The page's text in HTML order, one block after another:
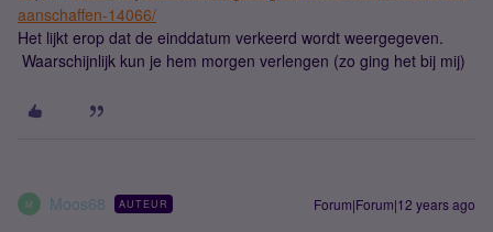
aanschaffen-14066/
Het lijkt erop dat de einddatum verkeerd wordt weergegeven.
Waarschijnlijk kun je hem morgen verlengen (zo ging het bij mij)
M Moos68 AUTEUR Forum|Forum|12 years ago